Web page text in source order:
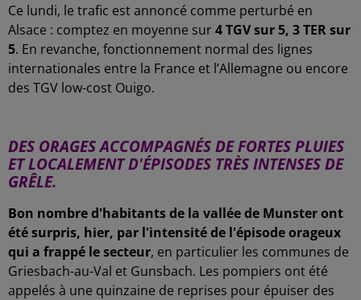
Ce lundi, le trafic est annoncé comme perturbé en
Alsace : comptez en moyenne sur4 TGV sur 5, 3 TER sur
5. En revanche, fonctionnement normal des lignes
internationales entre la France et l’Allemagne ou encore
des TGV low-cost Ouigo.
DES ORAGES ACCOMPAGNÉS DE FORTES PLUIES
ET LOCALEMENT D'ÉPISODES TRÈS INTENSES DE
GRÊLE.
Bon nombre d'habitants de la vallée de Munster ont
été surpris, hier, par l'intensité de l'épisode orageux
qui a frappé le secteur, en particulier les communes de
Griesbach-au-Val et Gunsbach. Les pompiers ont été
appelés à une quinzaine de reprises pour épuiser des